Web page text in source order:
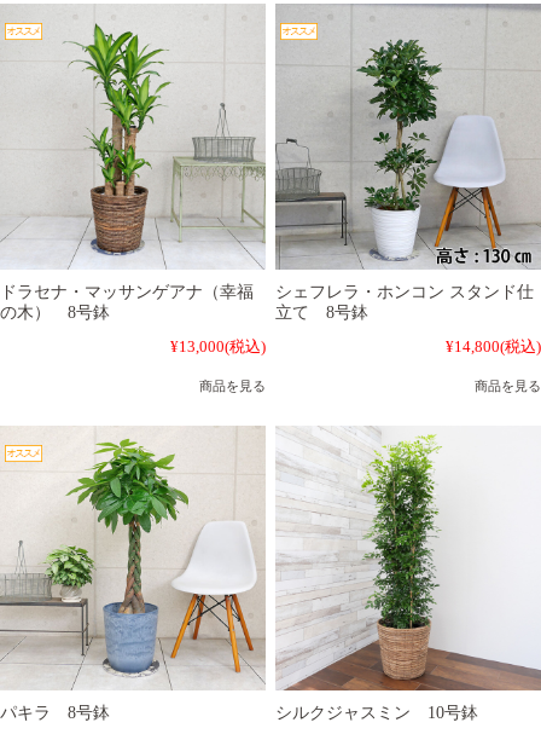
ドラセナ・マッサンゲアナ（幸福
の木） 8号鉢
¥13,000(税込)
商品を見る
シェフレラ・ホンコン スタンド仕
立て 8号鉢
¥14,800(税込)
商品を見る
パキラ 8号鉢 シルクジャスミン 10号鉢